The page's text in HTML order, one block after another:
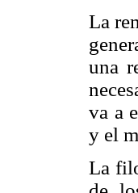
La
una
va a
y el
La